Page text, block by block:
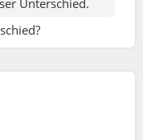
Unterschied.
glücklich
zweit kommt
Zeit wo man
ehrlich sagen.
dass jetzt dass
revolutionär ist